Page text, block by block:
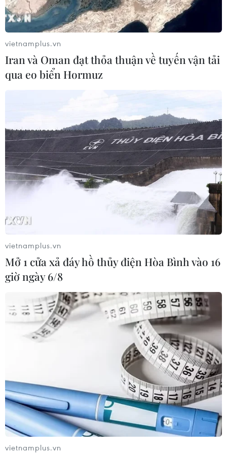
Chiến dịch đòi lại vỉa hè: Cần sự trong
sáng và nghiêm minh
11/03/2017 00:42
Nhiều chuyên gia về quản lý đô thị cho rằng, muốn có
diện mạo đô thị văn minh thì phải lập lại trật tự đô thị,
trong đó việc làm cho đường thông, hè thoáng là tiên
quyết.
Nữ chủ tịch phường cam kết giành lại vỉa
hè nếu không sẽ từ chức
11/03/2017 15:00
vietnamplus.vn
Iran và Oman đạt thỏa thuận về tuyến vận tải
qua eo biển Hormuz
vietnamplus.vn
Mở 1 cửa xả đáy hồ thủy điện Hòa Bình vào 16
giờ ngày 6/8
vietnamplus.vn